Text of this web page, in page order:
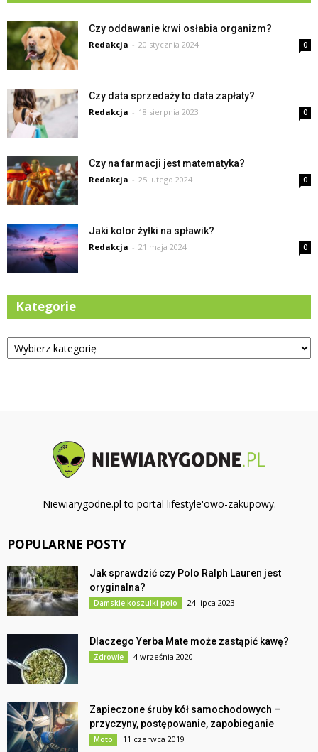
Czy oddawanie krwi osłabia organizm?
Redakcja - 20 stycznia 2024 0
Czy data sprzedaży to data zapłaty?
Redakcja - 18 sierpnia 2023 0
Czy na farmacji jest matematyka?
Redakcja - 25 lutego 2024 0
Jaki kolor żyłki na spławik?
Redakcja - 21 maja 2024 0
Kategorie
Kategorie
Niewiarygodne.pl to portal lifestyle'owo-zakupowy.
POPULARNE POSTY
Jak sprawdzić czy Polo Ralph Lauren jest
oryginalna?
Damskie koszulki polo 24 lipca 2023
Dlaczego Yerba Mate może zastąpić kawę?
Zdrowie 4 września 2020
Zapieczone śruby kół samochodowych –
przyczyny, postępowanie, zapobieganie
Moto 11 czerwca 2019